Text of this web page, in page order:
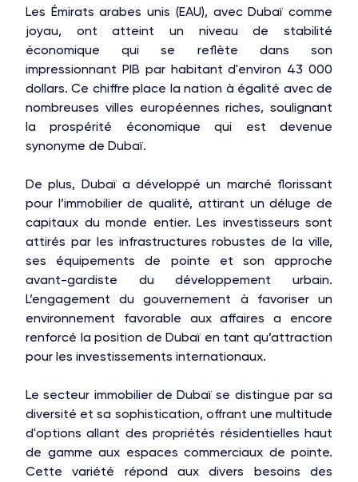
Les Émirats arabes unis (EAU), avec Dubaï comme
joyau, ont atteint un niveau de stabilité
économique qui se reflète dans son
impressionnant PIB par habitant d'environ 43 000
dollars. Ce chiffre place la nation à égalité avec de
nombreuses villes européennes riches, soulignant
la prospérité économique qui est devenue
synonyme de Dubaï.
De plus, Dubaï a développé un marché florissant
pour l’immobilier de qualité, attirant un déluge de
capitaux du monde entier. Les investisseurs sont
attirés par les infrastructures robustes de la ville,
ses équipements de pointe et son approche
avant-gardiste du développement urbain.
L’engagement du gouvernement à favoriser un
environnement favorable aux affaires a encore
renforcé la position de Dubaï en tant qu’attraction
pour les investissements internationaux.
Le secteur immobilier de Dubaï se distingue par sa
diversité et sa sophistication, offrant une multitude
d'options allant des propriétés résidentielles haut
de gamme aux espaces commerciaux de pointe.
Cette variété répond aux divers besoins des